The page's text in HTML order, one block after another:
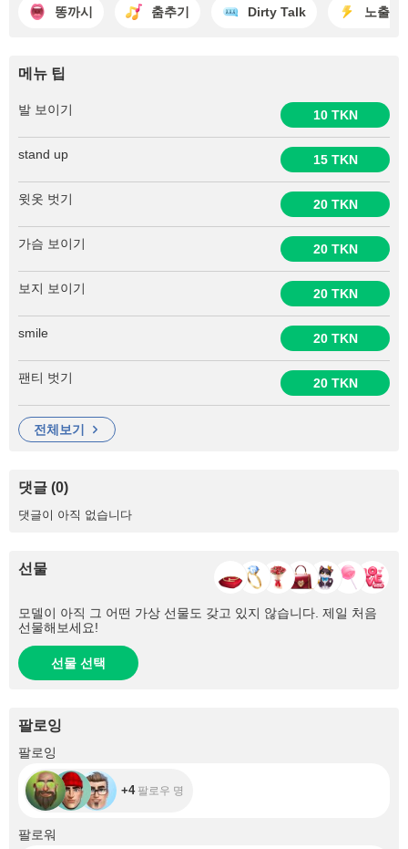
똥까시 춤추기 Dirty Talk 노출증
메뉴 팁
발 보이기 10 TKN
stand up 15 TKN
윗옷 벗기 20 TKN
가슴 보이기 20 TKN
보지 보이기 20 TKN
smile 20 TKN
팬티 벗기 20 TKN
전체보기
댓글 (0)
댓글이 아직 없습니다
선물
모델이 아직 그 어떤 가상 선물도 갖고 있지 않습니다. 제일 처음
선물해보세요!
선물 선택
팔로잉
팔로잉
+4팔로우 명
팔로워